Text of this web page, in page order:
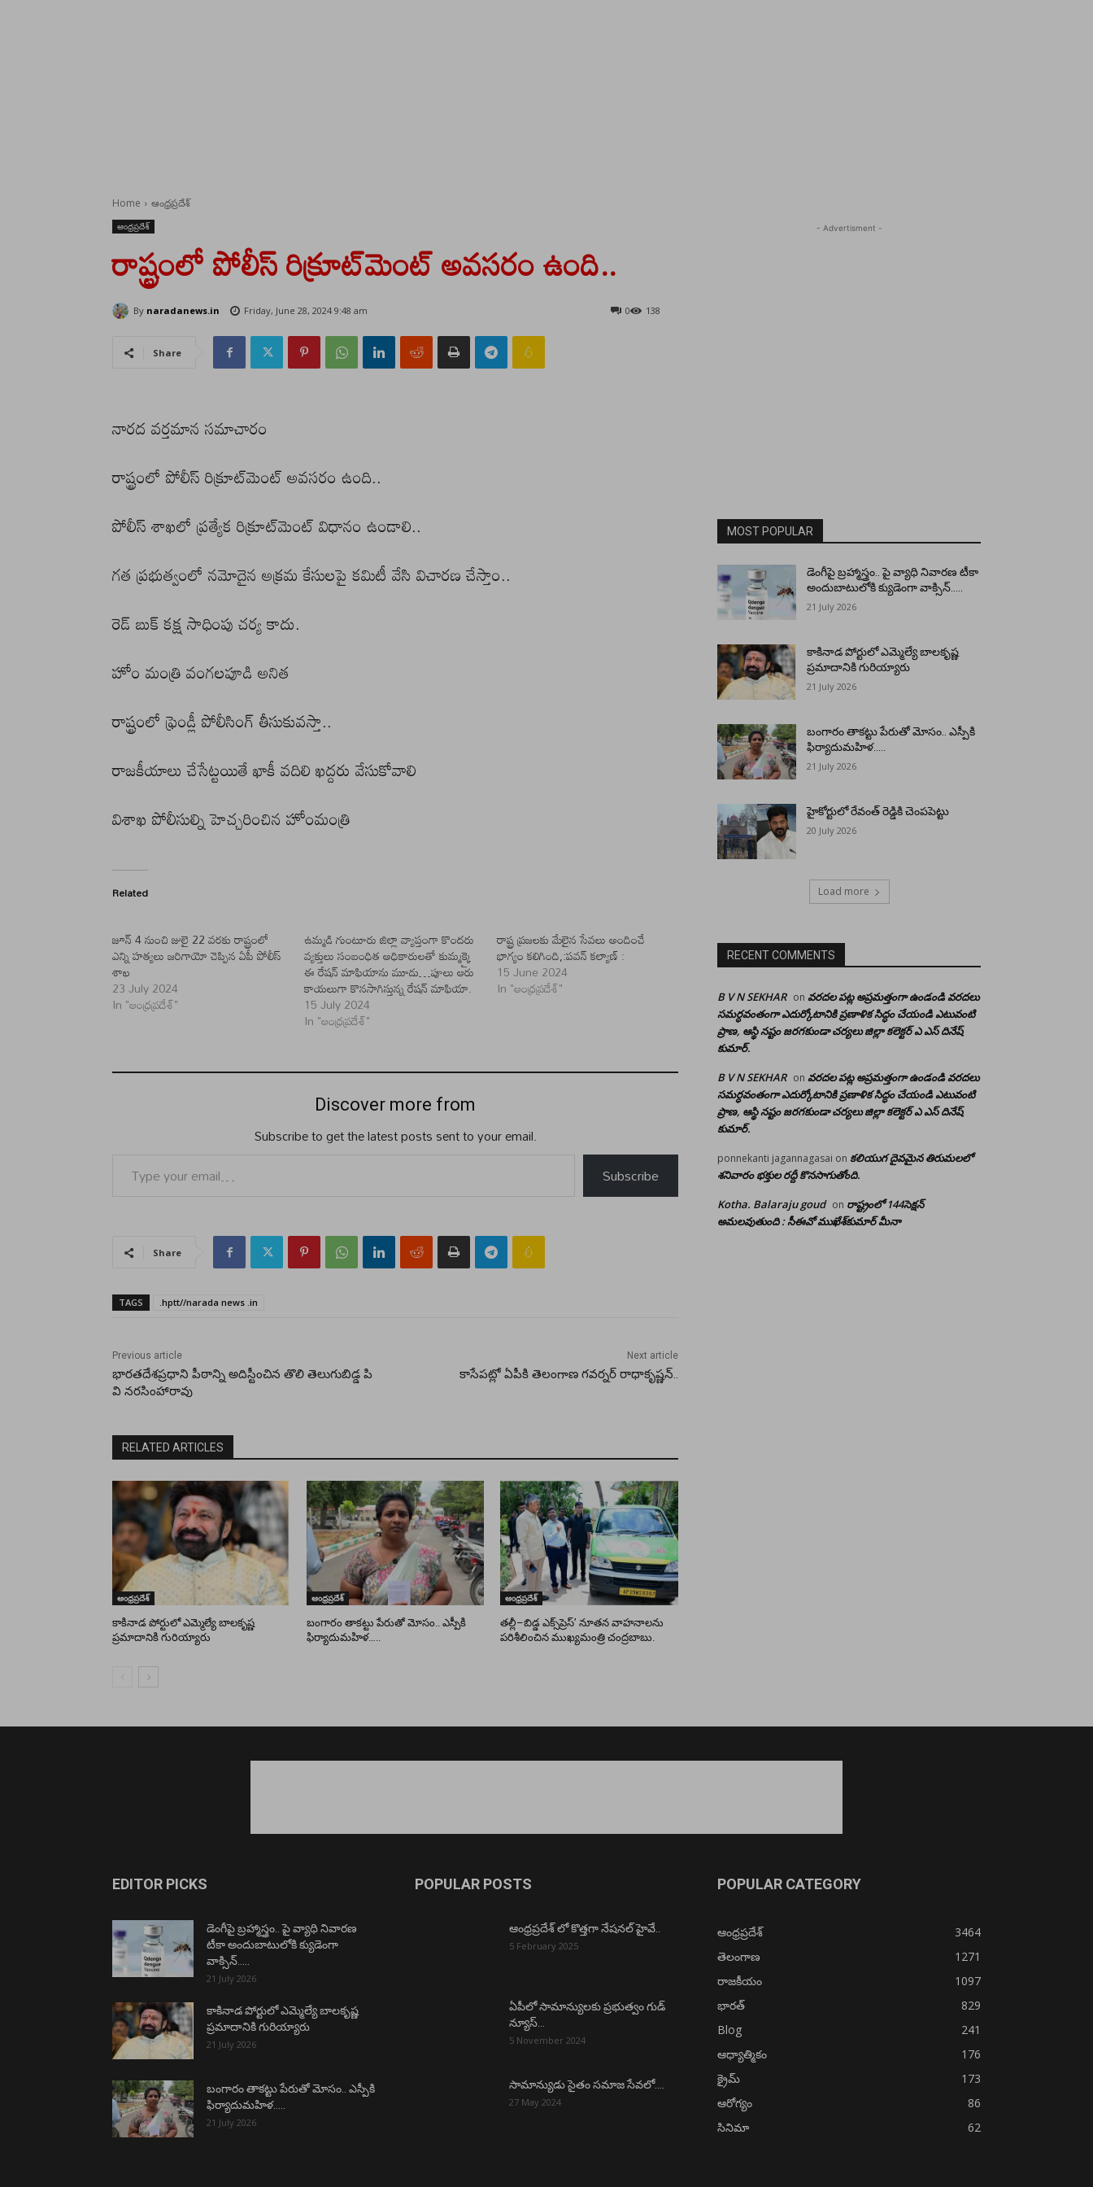
Home ఆంధ్రప్రదేశ్
ఆంధ్రప్రదేశ్
రాష్ట్రంలో పోలీస్‌ రిక్రూట్‌మెంట్ అవసరం ఉంది..
By naradanews.in Friday, June 28, 2024 9:48 am 138
0
Share
నారద వర్తమాన సమాచారం
రాష్ట్రంలో పోలీస్‌ రిక్రూట్‌మెంట్ అవసరం ఉంది..
పోలీస్‌ శాఖలో ప్రత్యేక రిక్రూట్‌మెంట్‌ విధానం ఉండాలి..
గత ప్రభుత్వంలో నమోదైన అక్రమ కేసులపై కమిటీ వేసి విచారణ చేస్తాం..
రెడ్‌ బుక్‌ కక్ష సాధింపు చర్య కాదు.
హోం మంత్రి వంగలపూడి అనిత
రాష్ట్రంలో ఫ్రెండ్లీ పోలీసింగ్ తీసుకువస్తా..
రాజకీయాలు చేసేట్టయితే ఖాకీ వదిలి ఖద్దరు వేసుకోవాలి
విశాఖ పోలీసుల్ని హెచ్చరించిన హోంమంత్రి
Related
జూన్ 4 నుంచి జులై 22 వరకు రాష్ట్రంలో
ఎన్ని హత్యలు జరిగాయో చెప్పిన ఏపీ పోలీస్
శాఖ
23 July 2024
In "ఆంధ్రప్రదేశ్"
ఉమ్మడి గుంటూరు జిల్లా వ్యాప్తంగా కొందరు
వ్యక్తులు సంబంధిత అధికారులతో కుమ్మక్కై
ఈ రేషన్ మాఫియాను మూడు…పూలు ఆరు
కాయలుగా కొనసాగిస్తున్న రేషన్ మాఫియా.
15 July 2024
In "ఆంధ్రప్రదేశ్"
రాష్ట్ర ప్రజలకు మేలైన సేవలు అందించే
భాగ్యం కలిగింది,:పవన్ కల్యాణ్ :
15 June 2024
In "ఆంధ్రప్రదేశ్"
Discover more from
Subscribe to get the latest posts sent to your email.
Subscribe
Share
TAGS .hptt//narada news .in
Previous article
భారతదేశప్రధాని పీఠాన్ని అదిస్టీంచిన తొలి తెలుగుబిడ్డ పి
వి నరసింహారావు
Next article
కాసేపట్లో ఏపీకి తెలంగాణ గవర్నర్ రాధాకృష్ణన్..
RELATED ARTICLES
ఆంధ్రప్రదేశ్
కాకినాడ పోర్టులో ఎమ్మెల్యే బాలకృష్ణ
ప్రమాదానికి గురియ్యారు
ఆంధ్రప్రదేశ్
బంగారం తాకట్టు పేరుతో మోసం.. ఎస్పీకి
ఫిర్యాదుమహిళ…..
ఆంధ్రప్రదేశ్
తల్లీ–బిడ్డ ఎక్స్‌ప్రెస్’ నూతన వాహనాలను
పరిశీలించిన ముఖ్యమంత్రి చంద్రబాబు.
- Advertisment -
MOST POPULAR
డెంగీపై బ్రహ్మాస్త్రం.. పై వ్యాధి నివారణ టీకా
అందుబాటులోకి క్యుడెంగా వాక్సిన్…..
21 July 2026
కాకినాడ పోర్టులో ఎమ్మెల్యే బాలకృష్ణ
ప్రమాదానికి గురియ్యారు
21 July 2026
బంగారం తాకట్టు పేరుతో మోసం.. ఎస్పీకి
ఫిర్యాదుమహిళ…..
21 July 2026
హైకోర్టులో రేవంత్ రెడ్డికి చెంపపెట్టు
20 July 2026
Load more
RECENT COMMENTS
B V N SEKHAR on వరదల పట్ల అప్రమత్తంగా ఉండండి వరదలు
సమర్ధవంతంగా ఎదుర్కోటానికి ప్రణాళిక సిద్ధం చేయండి ఎటువంటి
ప్రాణ, ఆస్థి నష్టం జరగకుండా చర్యలు జిల్లా కలెక్టర్ ఎ ఎస్ దినేష్
కుమార్.
B V N SEKHAR on వరదల పట్ల అప్రమత్తంగా ఉండండి వరదలు
సమర్ధవంతంగా ఎదుర్కోటానికి ప్రణాళిక సిద్ధం చేయండి ఎటువంటి
ప్రాణ, ఆస్థి నష్టం జరగకుండా చర్యలు జిల్లా కలెక్టర్ ఎ ఎస్ దినేష్
కుమార్.
ponnekanti jagannagasai on కలియుగ దైవమైన తిరుమలలో
శనివారం భక్తుల రద్దీ కొనసాగుతోంది.
Kotha. Balaraju goud on రాష్ట్రంలో 144సెక్షన్
అమలవుతుంది : సీఈవో ముఖేశ్‌కుమార్‌ మీనా
EDITOR PICKS
డెంగీపై బ్రహ్మాస్త్రం.. పై వ్యాధి నివారణ
టీకా అందుబాటులోకి క్యుడెంగా
వాక్సిన్…..
21 July 2026
కాకినాడ పోర్టులో ఎమ్మెల్యే బాలకృష్ణ
ప్రమాదానికి గురియ్యారు
21 July 2026
బంగారం తాకట్టు పేరుతో మోసం.. ఎస్పీకి
ఫిర్యాదుమహిళ…..
21 July 2026
POPULAR POSTS
ఆంధ్రప్రదేశ్ లో కొత్తగా నేషనల్ హైవే..
5 February 2025
ఏపీలో సామాన్యులకు ప్రభుత్వం గుడ్
న్యూస్…
5 November 2024
సామాన్యుడు సైతం సమాజ సేవలో….
27 May 2024
POPULAR CATEGORY
ఆంధ్రప్రదేశ్
3464
తెలంగాణ
1271
రాజకీయం
1097
భారత్
829
Blog
241
ఆధ్యాత్మికం
176
క్రైమ్
173
ఆరోగ్యం
86
సినిమా
62